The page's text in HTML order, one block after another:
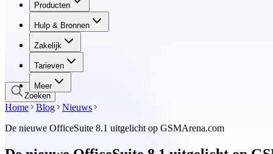
Producten
Hulp & Bronnen
Zakelijk
Tarieven
Meer
Producten
Hulp & Bronnen
Zakelijk
Tarieven
Zoeken
Home Blog
Nieuws
De nieuwe OfficeSuite 8.1 uitgelicht op GSMArena.com